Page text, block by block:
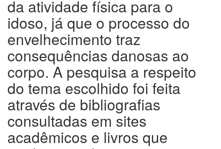
da atividade física para o
idoso, já que o processo do
envelhecimento traz
consequências danosas ao
corpo. A pesquisa a respeito
do tema escolhido foi feita
através de bibliografias
consultadas em sites
acadêmicos e livros que